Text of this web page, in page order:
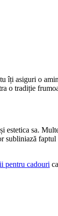
asiguri o
o tradiție
sa.
pentru cadouri